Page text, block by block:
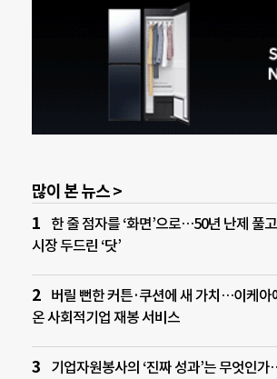
많이 본 뉴스 >
한 줄 점자를 ‘화면’으로…50년 난제 풀
시장 두드린 ‘닷’
버릴 뻔한 커튼·쿠션에 새 가치…이케아
온 사회적기업 재봉 서비스
기업자원봉사의 ‘진짜 성과’는 무엇인가